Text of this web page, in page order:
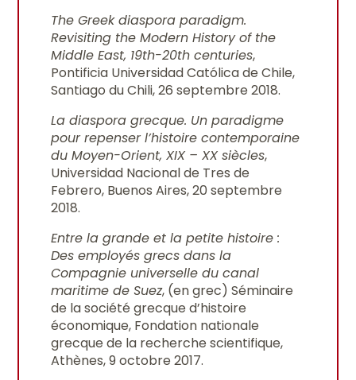
The Greek diaspora paradigm.
Revisiting the Modern History of the
Middle East, 19th-20th centuries,
Pontificia Universidad Católica de Chile,
Santiago du Chili, 26 septembre 2018.
La diaspora grecque. Un paradigme
pour repenser l’histoire contemporaine
du Moyen-Orient, XIX – XX siècles,
Universidad Nacional de Tres de
Febrero, Buenos Aires, 20 septembre
2018.
Entre la grande et la petite histoire :
Des employés grecs dans la
Compagnie universelle du canal
maritime de Suez, (en grec) Séminaire
de la société grecque d’histoire
économique, Fondation nationale
grecque de la recherche scientifique,
Athènes, 9 octobre 2017.